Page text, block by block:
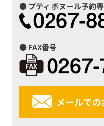
プティ ボヌール予約
FAX番号
メールで